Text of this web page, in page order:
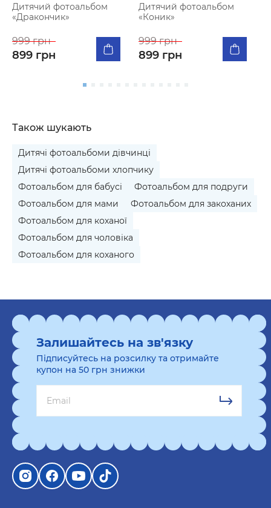
Дитячий фотоальбом
«Дракончик»
999 грн
899 грн
Дитячий фотоальбом
«Коник»
999 грн
899 грн
Також шукають
Дитячі фотоальбоми дівчинці
Дитячі фотоальбоми хлопчику
Фотоальбом для бабусі
Фотоальбом для подруги
Фотоальбом для мами
Фотоальбом для закоханих
Фотоальбом для коханої
Фотоальбом для чоловіка
Фотоальбом для коханого
Залишайтесь на зв'язку
Підписуйтесь на розсилку та отримайте
купон на 50 грн знижки